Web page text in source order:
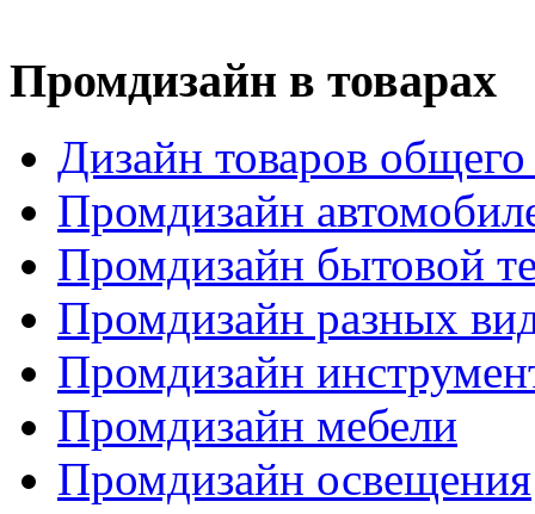
Промдизайн в товарах
Дизайн товаров общего
Промдизайн
Промдизайн бытовой
Промдизайн разных
Промдизайн
Промдизайн мебели
Промдизайн освещения